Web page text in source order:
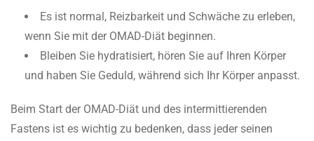
Es ist normal, Reizbarkeit und Schwäche zu erleben,
wenn Sie mit der OMAD-Diät beginnen.
Bleiben Sie hydratisiert, hören Sie auf Ihren Körper
und haben Sie Geduld, während sich Ihr Körper anpasst.
Beim Start der OMAD-Diät und des intermittierenden
Fastens ist es wichtig zu bedenken, dass jeder seinen